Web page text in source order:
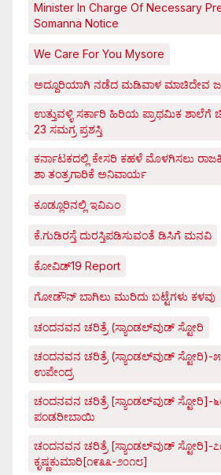
Minister In Charge Of Necessary
Somanna Notice
We Care For You Mysore
ಅದ್ದೂರಿಯಾಗಿ ನಡೆದ ಮಡಿವಾಳ ಮಾಚಿದೇವ
ಉತ್ತುವಳ್ಳಿ ಸರ್ಕಾರಿ ಹಿರಿಯ ಪ್ರಾಥಮಿಕ ಶಾಲೆಗೆ
23 ಸಮಗ್ರ ಪ್ರಶಸ್ತಿ
ಕರ್ನಾಟಕದಲ್ಲಿ ಕೇಸರಿ ಕಹಳೆ ಮೊಳಗಿಸಲು
ಶಾ ತಂತ್ರಗಾರಿಕೆ ಅನಿವಾರ್ಯ
ಕೂಡ್ಲೂರಿನಲ್ಲಿ ಇವಿಎಂ
ಕೆ.ಗುಡಿರಸ್ತೆ ದುರಸ್ತಿಪಡಿಸುವಂತೆ ಡಿಸಿಗೆ ಮನವಿ
ಕೋವಿಡ್‌19 Report
ಗೋಡೌನ್ ಬಾಗಿಲು ಮುರಿದು ಬಟ್ಟೆಗಳು ಕಳವು
ಚಂದನವನ ಚರಿತ್ರೆ (ಸ್ಯಾಂಡಲ್‌ವುಡ್ ಸ್ಟೋರಿ
ಚಂದನವನ ಚರಿತ್ರೆ (ಸ್ಯಾಂಡಲ್‌ವುಡ್ ಸ್ಟೋರಿ)-
ಉಪೇಂದ್ರ
ಚಂದನವನ ಚರಿತ್ರೆ [ಸ್ಯಾಂಡಲ್‌ವುಡ್ ಸ್ಟೋರಿ]-
ಪಂಡರೀಬಾಯಿ
ಚಂದನವನ ಚರಿತ್ರೆ [ಸ್ಯಾಂಡಲ್‌ವುಡ್ ಸ್ಟೋರಿ]-
ಕೃಷ್ಣಕುಮಾರಿ[೧೯೩೩-೨೦೧೮]